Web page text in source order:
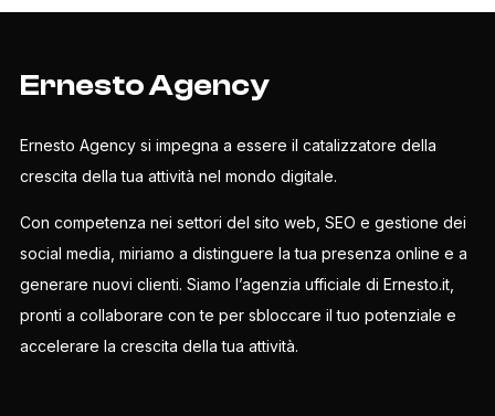
Ernesto Agency
Ernesto Agency si impegna a essere il catalizzatore della
crescita della tua attività nel mondo digitale.
Con competenza nei settori del sito web, SEO e gestione dei
social media, miriamo a distinguere la tua presenza online e a
generare nuovi clienti. Siamo l’agenzia ufficiale di Ernesto.it,
pronti a collaborare con te per sbloccare il tuo potenziale e
accelerare la crescita della tua attività.